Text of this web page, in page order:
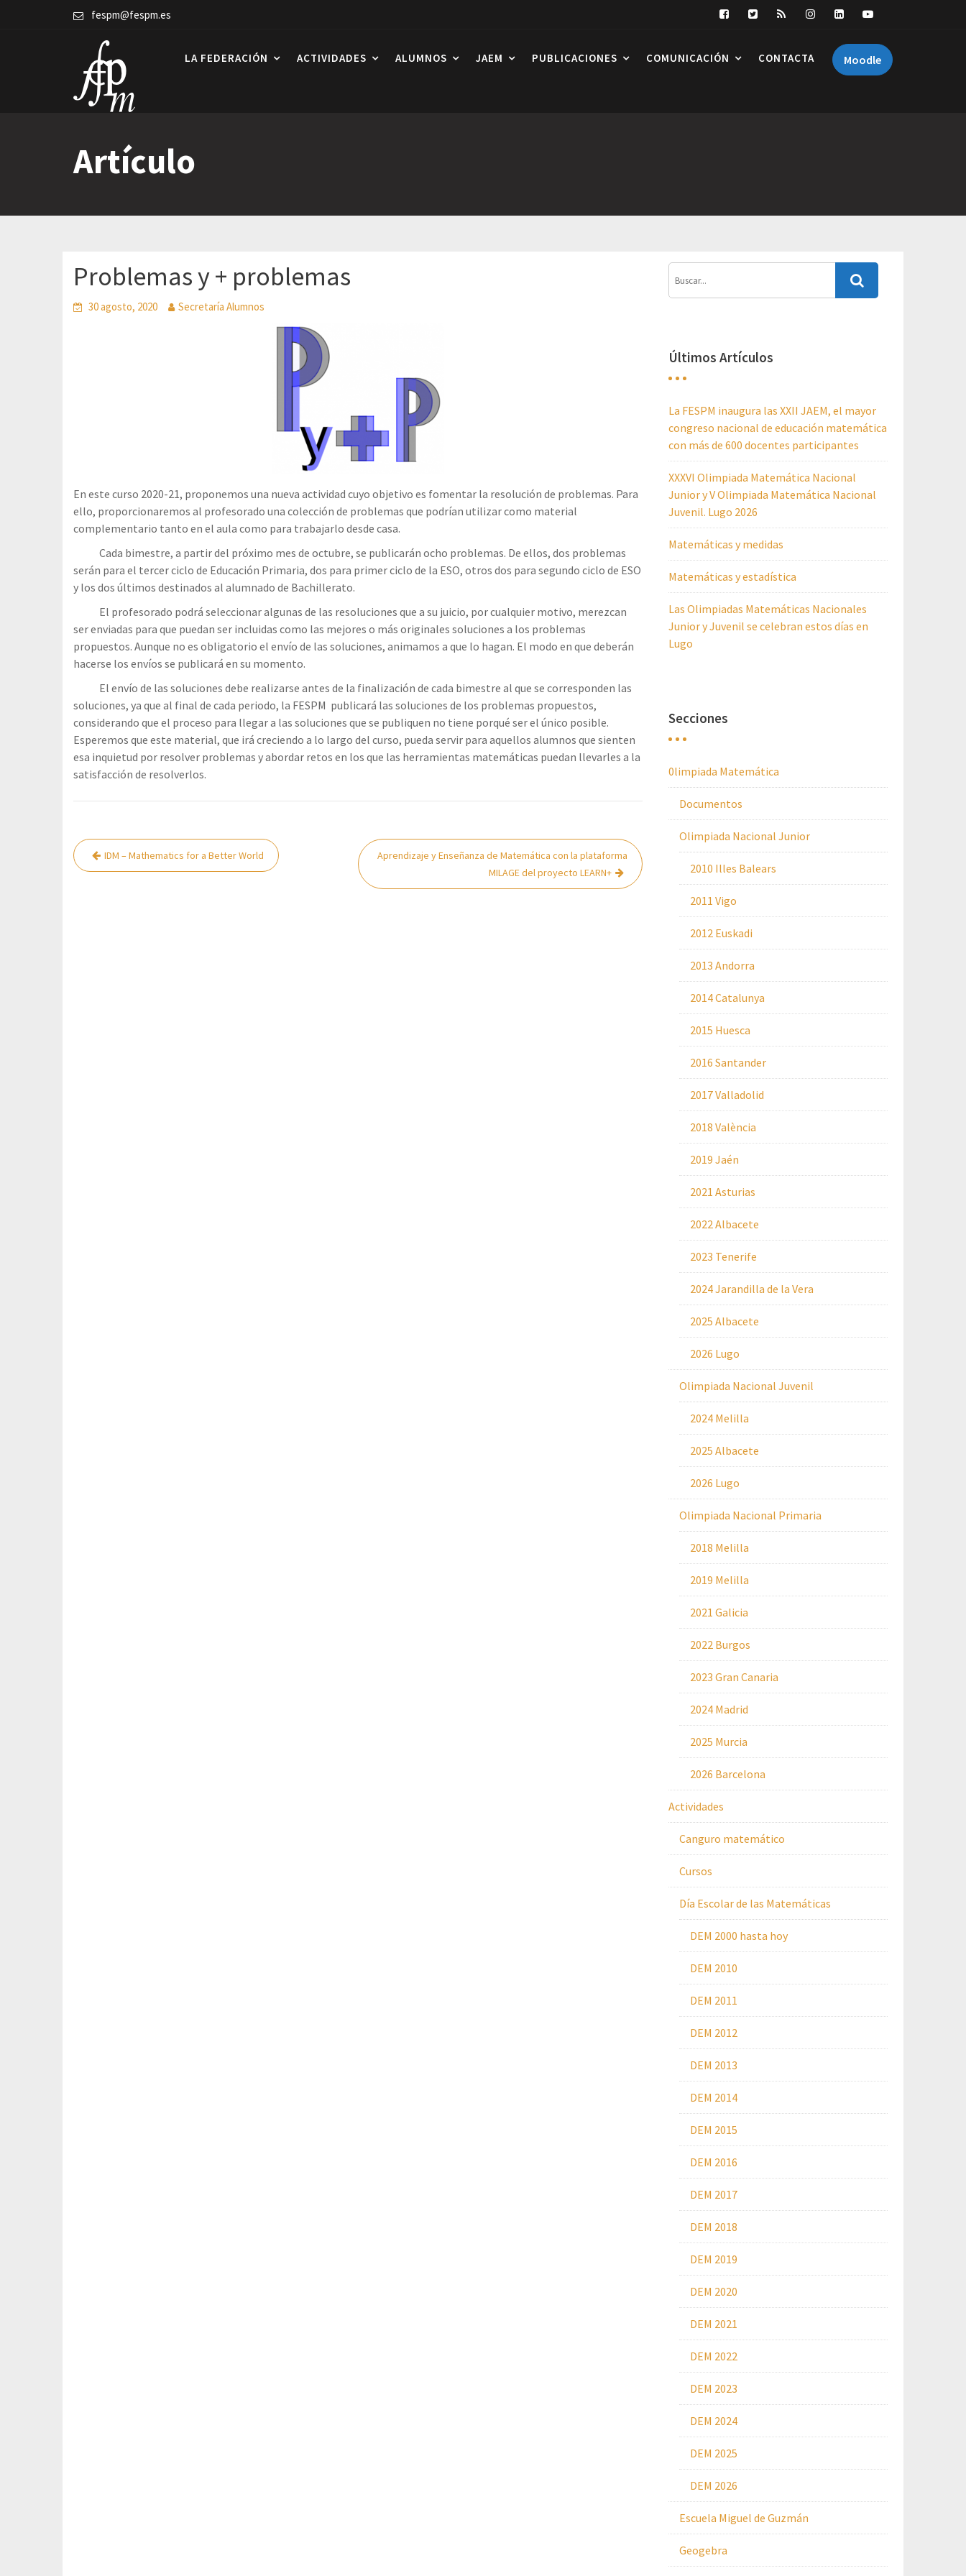
fespm@fespm.es
Moodle
LA FEDERACIÓN ACTIVIDADES ALUMNOS JAEM PUBLICACIONES COMUNICACIÓN CONTACTA
Artículo
Problemas y + problemas
30 agosto, 2020 Secretaría Alumnos
En este curso 2020-21, proponemos una nueva actividad cuyo objetivo es fomentar la resolución de problemas. Para
ello, proporcionaremos al profesorado una colección de problemas que podrían utilizar como material
complementario tanto en el aula como para trabajarlo desde casa.
Cada bimestre, a partir del próximo mes de octubre, se publicarán ocho problemas. De ellos, dos problemas
serán para el tercer ciclo de Educación Primaria, dos para primer ciclo de la ESO, otros dos para segundo ciclo de ESO
y los dos últimos destinados al alumnado de Bachillerato.
El profesorado podrá seleccionar algunas de las resoluciones que a su juicio, por cualquier motivo, merezcan
ser enviadas para que puedan ser incluidas como las mejores o más originales soluciones a los problemas
propuestos. Aunque no es obligatorio el envío de las soluciones, animamos a que lo hagan. El modo en que deberán
hacerse los envíos se publicará en su momento.
El envío de las soluciones debe realizarse antes de la finalización de cada bimestre al que se corresponden las
soluciones, ya que al final de cada periodo, la FESPM publicará las soluciones de los problemas propuestos,
considerando que el proceso para llegar a las soluciones que se publiquen no tiene porqué ser el único posible.
Esperemos que este material, que irá creciendo a lo largo del curso, pueda servir para aquellos alumnos que sienten
esa inquietud por resolver problemas y abordar retos en los que las herramientas matemáticas puedan llevarles a la
satisfacción de resolverlos.
Navegación
de
IDM – Mathematics for a Better World
Aprendizaje y Enseñanza de Matemática con la plataforma
MILAGE del proyecto LEARN+
Últimos Artículos
La FESPM inaugura las XXII JAEM, el mayor
congreso nacional de educación matemática
con más de 600 docentes participantes
XXXVI Olimpiada Matemática Nacional
Junior y V Olimpiada Matemática Nacional
Juvenil. Lugo 2026
Matemáticas y medidas
Matemáticas y estadística
Las Olimpiadas Matemáticas Nacionales
Junior y Juvenil se celebran estos días en
Lugo
Secciones
0limpiada Matemática
Documentos
Olimpiada Nacional Junior
2010 Illes Balears
2011 Vigo
2012 Euskadi
2013 Andorra
2014 Catalunya
2015 Huesca
2016 Santander
2017 Valladolid
2018 València
2019 Jaén
2021 Asturias
2022 Albacete
2023 Tenerife
2024 Jarandilla de la Vera
2025 Albacete
2026 Lugo
Olimpiada Nacional Juvenil
2024 Melilla
2025 Albacete
2026 Lugo
Olimpiada Nacional Primaria
2018 Melilla
2019 Melilla
2021 Galicia
2022 Burgos
2023 Gran Canaria
2024 Madrid
2025 Murcia
2026 Barcelona
Actividades
Canguro matemático
Cursos
Día Escolar de las Matemáticas
DEM 2000 hasta hoy
DEM 2010
DEM 2011
DEM 2012
DEM 2013
DEM 2014
DEM 2015
DEM 2016
DEM 2017
DEM 2018
DEM 2019
DEM 2020
DEM 2021
DEM 2022
DEM 2023
DEM 2024
DEM 2025
DEM 2026
Escuela Miguel de Guzmán
Geogebra